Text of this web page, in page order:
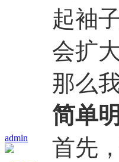
admin
起袖
会扩
那么
简单
首先